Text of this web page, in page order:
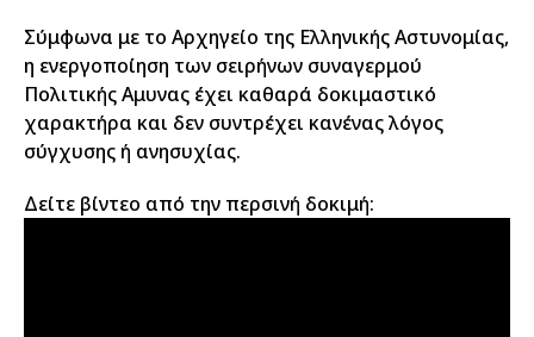
Σύμφωνα με το Αρχηγείο της Ελληνικής Αστυνομίας,
η ενεργοποίηση των σειρήνων συναγερμού
Πολιτικής Αμυνας έχει καθαρά δοκιμαστικό
χαρακτήρα και δεν συντρέχει κανένας λόγος
σύγχυσης ή ανησυχίας.
Δείτε βίντεο από την περσινή δοκιμή: